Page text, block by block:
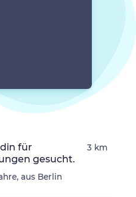
für
gesucht.
aus Berlin
3 km